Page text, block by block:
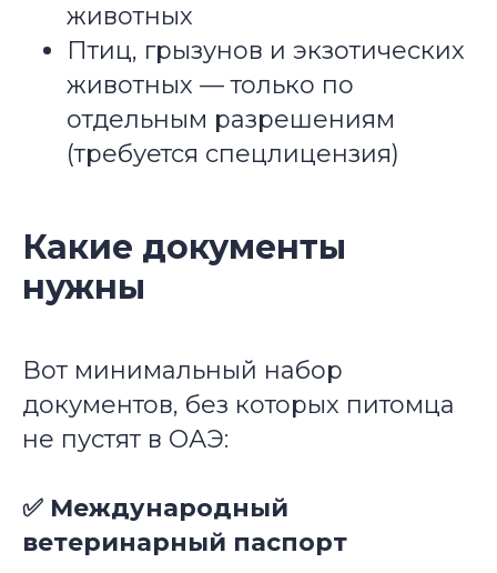
животных
Птиц, грызунов и экзотических
животных — только по
отдельным разрешениям
(требуется спецлицензия)
Какие документы
нужны
Вот минимальный набор
документов, без которых питомца
не пустят в ОАЭ:
✅ Международный
ветеринарный паспорт